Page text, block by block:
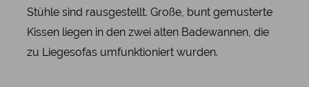
Stühle sind rausgestellt. Große, bunt gemusterte
Kissen liegen in den zwei alten Badewannen, die
zu Liegesofas umfunktioniert wurden.